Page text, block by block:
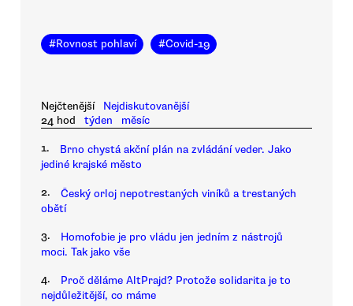
#Rovnost pohlaví #Covid-19
Nejčtenější
Nejdiskutovanější
24 hod
týden měsíc
1.
Brno chystá akční plán na zvládání veder. Jako
jediné krajské město
2.
Český orloj nepotrestaných viníků a trestaných
obětí
3.
Homofobie je pro vládu jen jedním z nástrojů
moci. Tak jako vše
4.
Proč děláme AltPrajd? Protože solidarita je to
nejdůležitější, co máme